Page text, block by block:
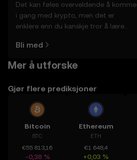
Det kan føles overveldende å komme
i gang med krypto, men det er
enklere enn du kanskje tror å lære
Kom i gang med reisen din på OKX-
Bli med
Mer å utforske
Gjør flere prediksjoner
Bitcoin
BTC
€55 813,16
−0,38 %
Ethereum
ETH
€1 648,4
+0,03 %